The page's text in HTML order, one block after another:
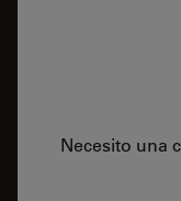
Necesito una